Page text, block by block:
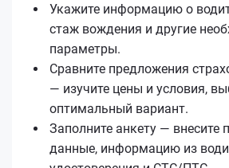
Укажите информацию о
стаж вождения и другие
параметры.
Сравните предложения
— изучите цены и условия,
оптимальный вариант.
Заполните анкету — внесите
данные, информацию из